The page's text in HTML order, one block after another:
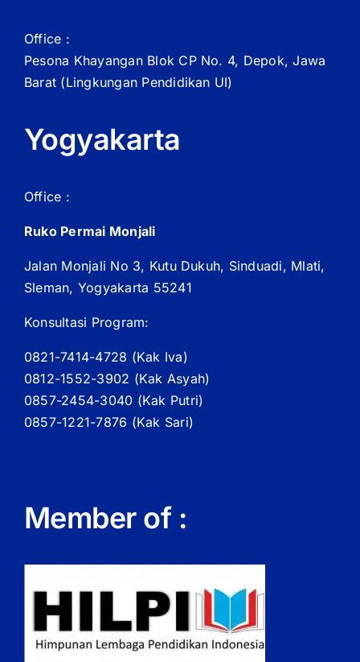
Office :
Pesona Khayangan Blok CP No. 4, Depok, Jawa
Barat (Lingkungan Pendidikan UI)
Yogyakarta
Office :
Ruko Permai Monjali
Jalan Monjali No 3, Kutu Dukuh, Sinduadi, Mlati,
Sleman, Yogyakarta 55241
Konsultasi Program:
0821-7414-4728 (Kak Iva)
0812-1552-3902 (Kak Asyah)
0857-2454-3040 (Kak Putri)
0857-1221-7876 (Kak Sari)
Member of :